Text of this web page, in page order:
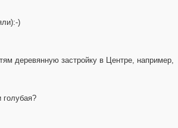
)
деревянную застройку в Центре, например,
голубая?